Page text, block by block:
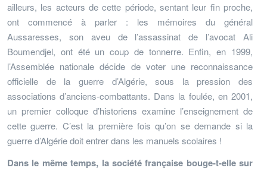
ailleurs, les acteurs de cette période, sentant leur fin proche,
ont commencé à parler : les mémoires du général
Aussaresses, son aveu de l’assassinat de l’avocat Ali
Boumendjel, ont été un coup de tonnerre. Enfin, en 1999,
l’Assemblée nationale décide de voter une reconnaissance
officielle de la guerre d’Algérie, sous la pression des
associations d’anciens-combattants. Dans la foulée, en 2001,
un premier colloque d’historiens examine l’enseignement de
cette guerre. C’est la première fois qu’on se demande si la
guerre d’Algérie doit entrer dans les manuels scolaires !
Dans le même temps, la société française bouge-t-elle sur